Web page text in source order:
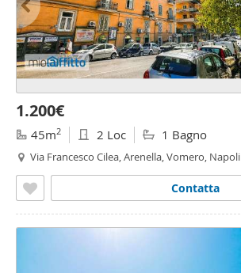
1.200€
45m2 2 Loc 1 Bagno
Via Francesco Cilea, Arenella, Vomero, Napoli
Contatta